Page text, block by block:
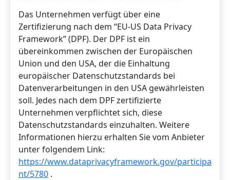
Das Unternehmen verfügt über eine
Zertifizierung nach dem “EU-US Data Privacy
Framework” (DPF). Der DPF ist ein
übereinkommen zwischen der Europäischen
Union und den USA, der die Einhaltung
europäischer Datenschutzstandards bei
Datenverarbeitungen in den USA gewährleisten
soll. Jedes nach dem DPF zertifizierte
Unternehmen verpflichtet sich, diese
Datenschutzstandards einzuhalten. Weitere
Informationen hierzu erhalten Sie vom Anbieter
unter folgendem Link:
https://www.dataprivacyframework.gov/participa
nt/5780 .